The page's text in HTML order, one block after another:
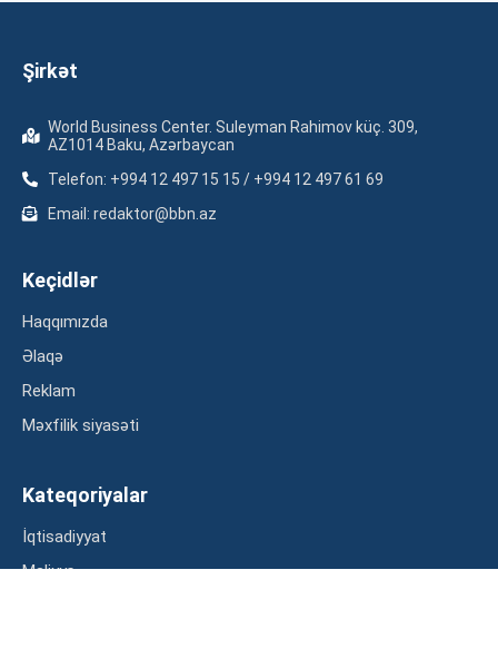
Şirkət
World Business Center. Suleyman Rahimov küç. 309,
AZ1014 Baku, Azərbaycan
Telefon: +994 12 497 15 15 / +994 12 497 61 69
Email: redaktor@bbn.az
Keçidlər
Haqqımızda
Əlaqə
Reklam
Məxfilik siyasəti
Kateqoriyalar
İqtisadiyyat
Maliyyə